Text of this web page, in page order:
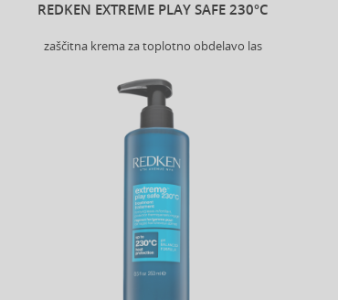
REDKEN EXTREME PLAY SAFE 230°C
zaščitna krema za toplotno obdelavo las